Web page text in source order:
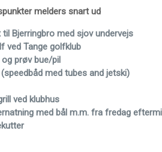
melders snart ud
Bjerringbro med sjov undervejs
ved Tange golfklub
prøv bue/pil
med tubes and jetski)
ved klubhus
med bål m.m. fra fredag